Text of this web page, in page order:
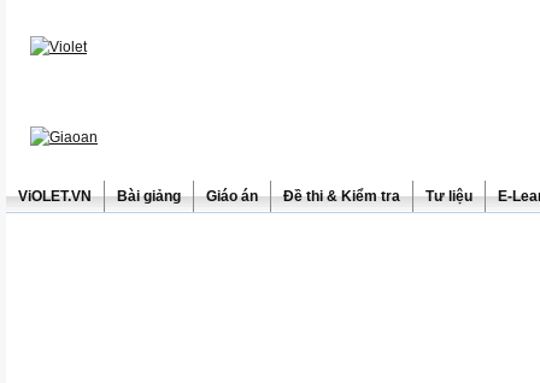
ViOLET.VN Bài giảng Giáo án Đề thi & Kiểm tra Tư liệu E-